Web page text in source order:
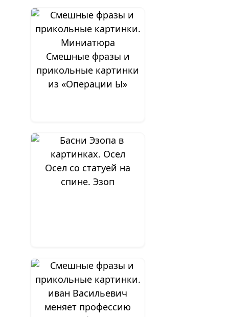
Смешные фразы и
прикольные картинки
из «Операции Ы»
Осел со статуей на
спине. Эзоп